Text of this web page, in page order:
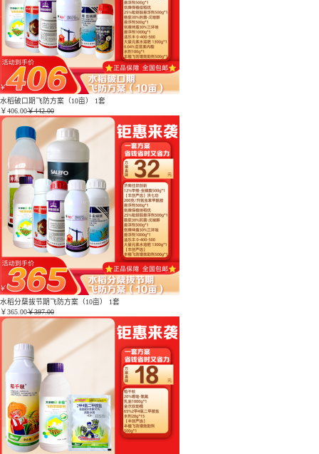
水稻破口期飞防方案（10亩） 1套
￥406.00￥442.00
水稻分蘖拔节期飞防方案（10亩） 1套
￥365.00￥397.00